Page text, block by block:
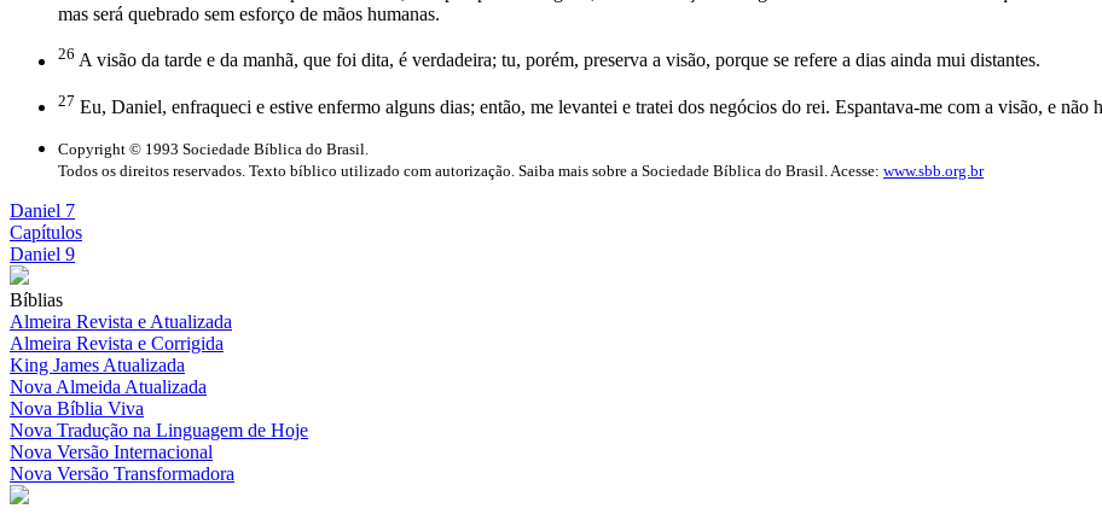
mas será quebrado sem esforço de mãos humanas.
26 A visão da tarde e da manhã, que foi dita, é verdadeira; tu, porém, preserva a visão, porque se refere a dias ainda mui distantes.
27 Eu, Daniel, enfraqueci e estive enfermo alguns dias; então, me levantei e tratei dos negócios do rei. Espantava-me com a visão, e não
Copyright © 1993 Sociedade Bíblica do Brasil.
Todos os direitos reservados. Texto bíblico utilizado com autorização. Saiba mais sobre a Sociedade Bíblica do Brasil. Acesse: www.sbb.org.br
Daniel 7
Capítulos
Daniel 9
Bíblias
Almeira Revista e Atualizada
Almeira Revista e Corrigida
King James Atualizada
Nova Almeida Atualizada
Nova Bíblia Viva
Nova Tradução na Linguagem de Hoje
Nova Versão Internacional
Nova Versão Transformadora